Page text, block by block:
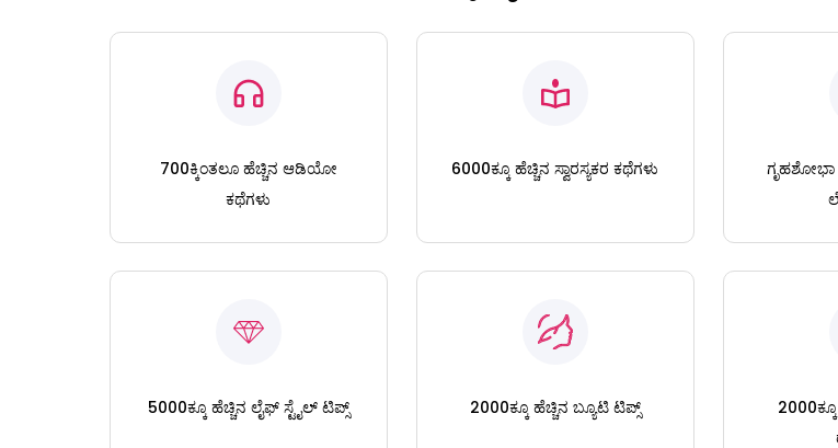
700ಕ್ಕಿಂತಲೂ ಹೆಚ್ಚಿನ ಆಡಿಯೋ
ಕಥೆಗಳು
6000ಕ್ಕೂ ಹೆಚ್ಚಿನ ಸ್ವಾರಸ್ಯಕರ ಕಥೆಗಳು
ಗೃಹಶೋಭಾ
5000ಕ್ಕೂ ಹೆಚ್ಚಿನ ಲೈಫ್ ಸ್ಟೈಲ್ ಟಿಪ್ಸ್ 2000ಕ್ಕೂ ಹೆಚ್ಚಿನ ಬ್ಯೂಟಿ ಟಿಪ್ಸ್